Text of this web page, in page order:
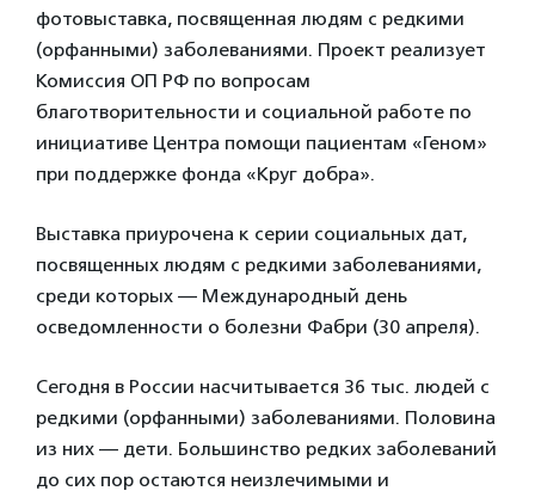
фотовыставка, посвященная людям с редкими
(орфанными) заболеваниями. Проект реализует
Комиссия ОП РФ по вопросам
благотворительности и социальной работе по
инициативе Центра помощи пациентам «Геном»
при поддержке фонда «Круг добра».
Выставка приурочена к серии социальных дат,
посвященных людям с редкими заболеваниями,
среди которых — Международный день
осведомленности о болезни Фабри (30 апреля).
Сегодня в России насчитывается 36 тыс. людей с
редкими (орфанными) заболеваниями. Половина
из них — дети. Большинство редких заболеваний
до сих пор остаются неизлечимыми и